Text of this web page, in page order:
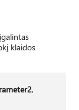
klaidos
,